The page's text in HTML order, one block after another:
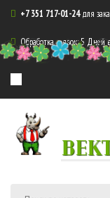
 +7 351 717-01-24для
 Обработка заявок: 5